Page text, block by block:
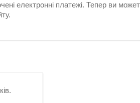
електронні платежі. Тепер ви